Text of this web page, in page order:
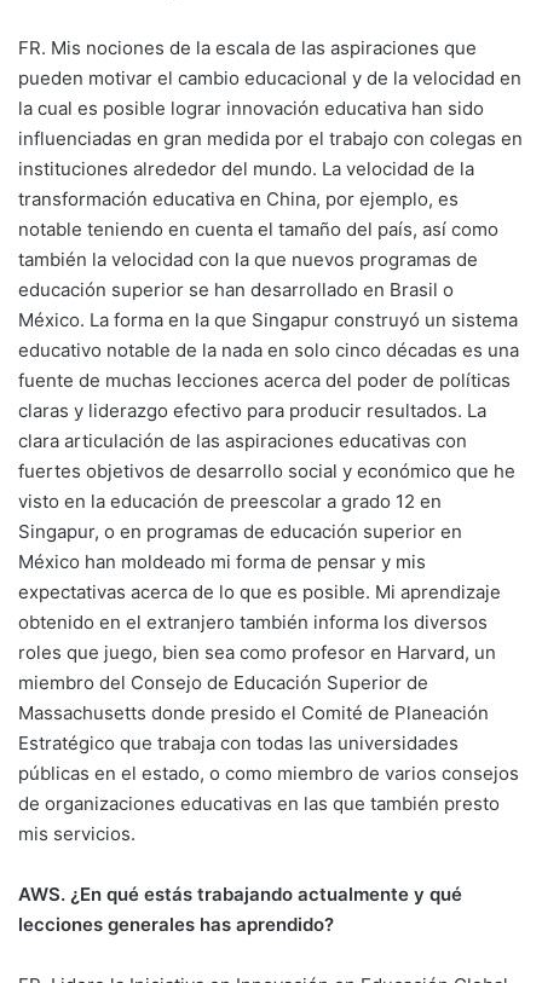
FR. Mis nociones de la escala de las aspiraciones que
pueden motivar el cambio educacional y de la velocidad en
la cual es posible lograr innovación educativa han sido
influenciadas en gran medida por el trabajo con colegas en
instituciones alrededor del mundo. La velocidad de la
transformación educativa en China, por ejemplo, es
notable teniendo en cuenta el tamaño del país, así como
también la velocidad con la que nuevos programas de
educación superior se han desarrollado en Brasil o
México. La forma en la que Singapur construyó un sistema
educativo notable de la nada en solo cinco décadas es una
fuente de muchas lecciones acerca del poder de políticas
claras y liderazgo efectivo para producir resultados. La
clara articulación de las aspiraciones educativas con
fuertes objetivos de desarrollo social y económico que he
visto en la educación de preescolar a grado 12 en
Singapur, o en programas de educación superior en
México han moldeado mi forma de pensar y mis
expectativas acerca de lo que es posible. Mi aprendizaje
obtenido en el extranjero también informa los diversos
roles que juego, bien sea como profesor en Harvard, un
miembro del Consejo de Educación Superior de
Massachusetts donde presido el Comité de Planeación
Estratégico que trabaja con todas las universidades
públicas en el estado, o como miembro de varios consejos
de organizaciones educativas en las que también presto
mis servicios.
AWS. ¿En qué estás trabajando actualmente y qué
lecciones generales has aprendido?